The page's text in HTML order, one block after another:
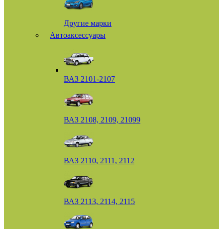
Другие марки
Автоаксессуары
ВАЗ 2101-2107
ВАЗ 2108, 2109, 21099
ВАЗ 2110, 2111, 2112
ВАЗ 2113, 2114, 2115